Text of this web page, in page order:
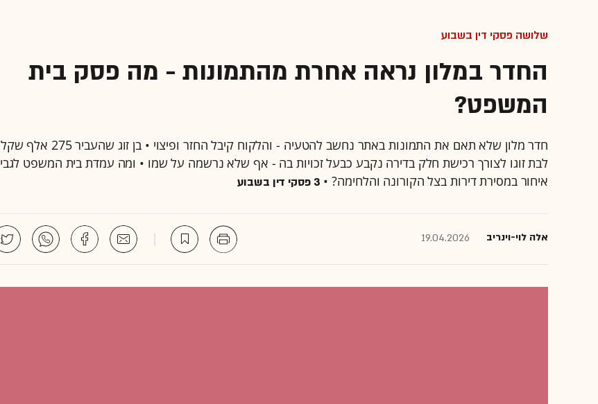
שלושה פסקי דין בשבוע
החדר במלון נראה אחרת מהתמונות - מה פסק בית
המשפט?
חדר מלון שלא תאם את התמונות באתר נחשב להטעיה - והלקוח קיבל החזר ופיצוי • בן זוג שהעביר 275 אלף שקל
לבת זוגו לצורך רכישת חלק בדירה נקבע כבעל זכויות בה - אף שלא נרשמה על שמו • ומה עמדת בית המשפט לגבי
איחור במסירת דירות בצל הקורונה והלחימה? • 3 פסקי דין בשבוע
אלה לוי-וינריב 19.04.2026